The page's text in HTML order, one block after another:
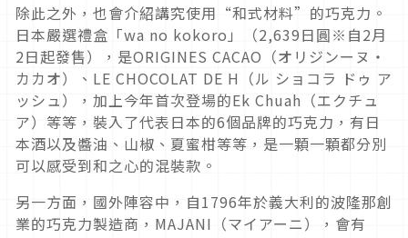
除此之外，也會介紹講究使用“和式材料”的巧克力。
日本嚴選禮盒「wa no kokoro」（2,639日圓※自2月
2日起發售），是ORIGINES CACAO（オリジンーヌ・
カカオ）、LE CHOCOLAT DE H（ル ショコラ ドゥ ア
ッシュ），加上今年首次登場的Ek Chuah（エクチュ
ア）等等，裝入了代表日本的6個品牌的巧克力，有日
本酒以及醬油、山椒、夏蜜柑等等，是一顆一顆都分別
可以感受到和之心的混裝款。
另一方面，國外陣容中，自1796年於義大利的波隆那創
業的巧克力製造商，MAJANI（マイアーニ），會有